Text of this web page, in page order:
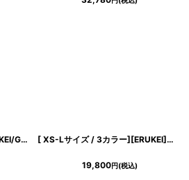
[ XS-Lサイズ / 2カラー][ERUKEI/GINZA COUTURE]ピンク・グリーン・総レース・半袖・Aライン・ミディアムドレス・ワンピース[送料無料] [ XS-Lサイズ / 3カラー][ERUKEI]ジャガード・花柄・スリットネック・フィッシュテール・Aライン・ミディアムドレス・ワンピース[山崎みどり着用][送料無料]myyl
19,800円(税込)